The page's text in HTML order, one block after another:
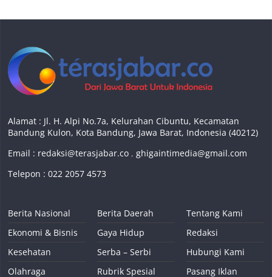
Alamat : Jl. H. Alpi No.7a, Kelurahan Cibuntu, Kecamatan
Bandung Kulon, Kota Bandung, Jawa Barat, Indonesia (40212)
Email : redaksi@terasjabar.co ,ghigaintimedia@gmail.com
Telepon : 022 2057 4573
Berita Nasional
Ekonomi & Bisnis
Kesehatan
Olahraga
Berita Daerah
Gaya Hidup
Serba – Serbi
Rubrik Spesial
Tentang Kami
Redaksi
Hubungi Kami
Pasang Iklan